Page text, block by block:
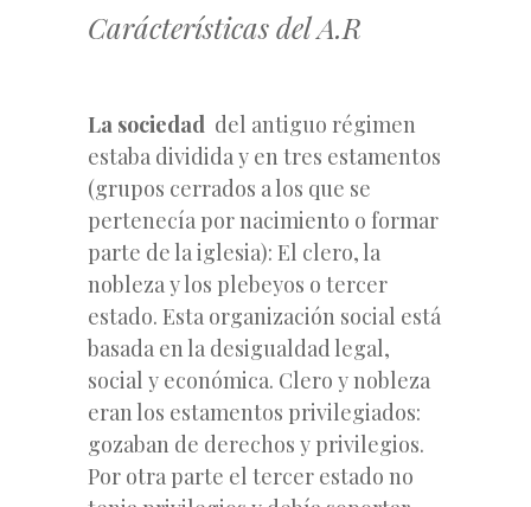
Carácterísticas del A.R
La sociedad del antiguo régimen
estaba dividida y en tres estamentos
(grupos cerrados a los que se
pertenecía por nacimiento o formar
parte de la iglesia): El clero, la
nobleza y los plebeyos o tercer
estado. Esta organización social está
basada en la desigualdad legal,
social y económica. Clero y nobleza
eran los estamentos privilegiados:
gozaban de derechos y privilegios.
Por otra parte el tercer estado no